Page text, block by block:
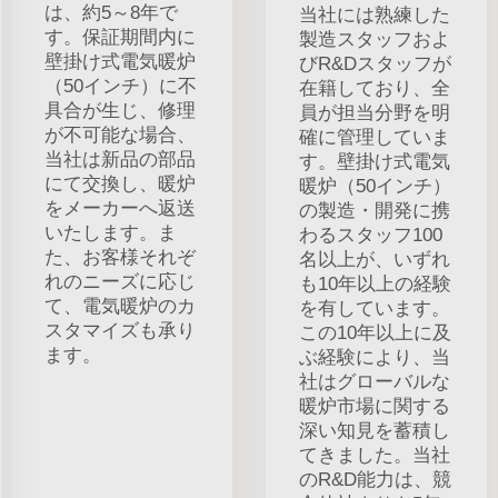
は、約5～8年で
す。保証期間内に
壁掛け式電気暖炉
（50インチ）に不
具合が生じ、修理
が不可能な場合、
当社は新品の部品
にて交換し、暖炉
をメーカーへ返送
いたします。ま
た、お客様それぞ
れのニーズに応じ
て、電気暖炉のカ
スタマイズも承り
ます。
当社には熟練した
製造スタッフおよ
びR&Dスタッフが
在籍しており、全
員が担当分野を明
確に管理していま
す。壁掛け式電気
暖炉（50インチ）
の製造・開発に携
わるスタッフ100
名以上が、いずれ
も10年以上の経験
を有しています。
この10年以上に及
ぶ経験により、当
社はグローバルな
暖炉市場に関する
深い知見を蓄積し
てきました。当社
のR&D能力は、競